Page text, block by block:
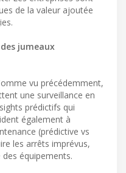
de la valeur ajoutée
jumeaux
vu précédemment,
une surveillance en
prédictifs qui
également à
(prédictive vs
les arrêts imprévus,
équipements.